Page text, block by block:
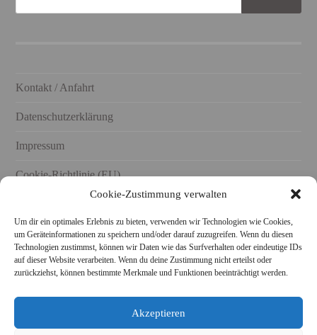
Cookie-Zustimmung verwalten
Um dir ein optimales Erlebnis zu bieten, verwenden wir Technologien wie Cookies,
um Geräteinformationen zu speichern und/oder darauf zuzugreifen. Wenn du diesen
Technologien zustimmst, können wir Daten wie das Surfverhalten oder eindeutige IDs
auf dieser Website verarbeiten. Wenn du deine Zustimmung nicht erteilst oder
zurückziehst, können bestimmte Merkmale und Funktionen beeinträchtigt werden.
Akzeptieren
Kontakt / Anfahrt
Datenschutzerklärung
Impressum
Cookie-Richtlinie (EU)
STARKE KERAMIK AUCH BEI FACEBOOK UND
INSTAGRAM FOLGEN!